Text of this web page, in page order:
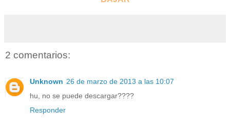
2 comentarios:
Unknown 26 de marzo de 2013 a las 10:07
hu, no se puede descargar????
Responder